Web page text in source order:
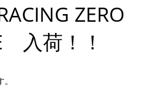
ZERO
入荷！！